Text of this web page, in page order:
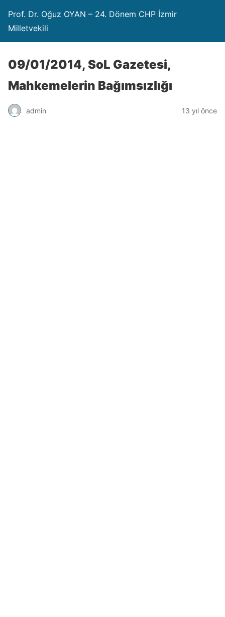
Prof. Dr. Oğuz OYAN – 24. Dönem CHP İzmir
Milletvekili
09/01/2014, SoL Gazetesi,
Mahkemelerin Bağımsızlığı
admin 13 yıl önce